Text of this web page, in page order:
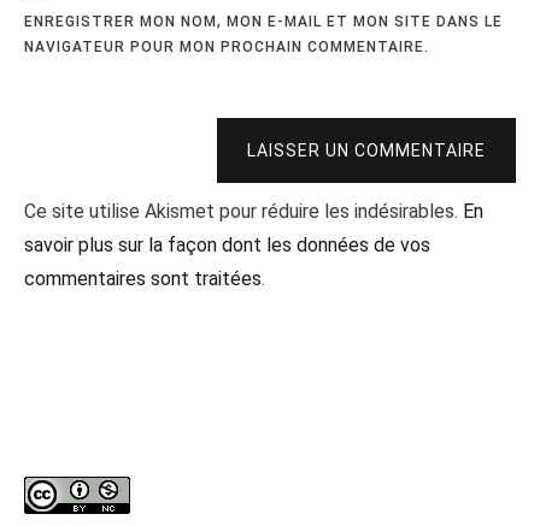
ENREGISTRER MON NOM, MON E-MAIL ET MON SITE DANS LE
NAVIGATEUR POUR MON PROCHAIN COMMENTAIRE.
LAISSER UN COMMENTAIRE
Ce site utilise Akismet pour réduire les indésirables. En
savoir plus sur la façon dont les données de vos
commentaires sont traitées.